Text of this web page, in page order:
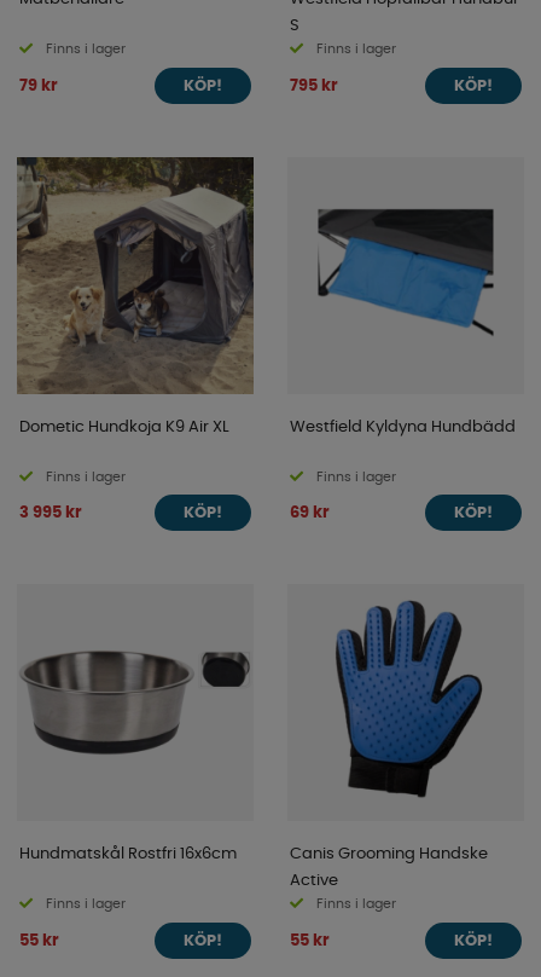
Finns i lager
79 kr KÖP!
S
Finns i lager
795 kr KÖP!
Dometic Hundkoja K9 Air XL
Finns i lager
3 995 kr KÖP!
Westfield Kyldyna Hundbädd
Finns i lager
69 kr KÖP!
Hundmatskål Rostfri 16x6cm
Finns i lager
55 kr KÖP!
Canis Grooming Handske
Active
Finns i lager
55 kr KÖP!